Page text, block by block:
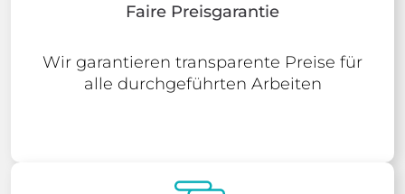
Faire Preisgarantie
Wir garantieren transparente Preise für
alle durchgeführten Arbeiten